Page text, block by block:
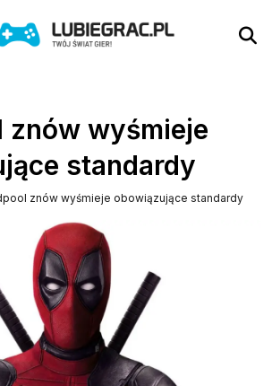
znów wyśmieje
standardy
znów wyśmieje obowiązujące standardy